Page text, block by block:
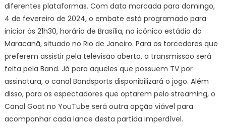
diferentes plataformas. Com data marcada para domingo,
4 de fevereiro de 2024, o embate está programado para
iniciar às 21h30, horário de Brasília, no icônico estádio do
Maracanã, situado no Rio de Janeiro. Para os torcedores que
preferem assistir pela televisão aberta, a transmissão será
feita pela Band. Já para aqueles que possuem TV por
assinatura, o canal Bandsports disponibilizará o jogo. Além
disso, para os espectadores que optarem pelo streaming, o
Canal Goat no YouTube será outra opção viável para
acompanhar cada lance desta partida imperdível.